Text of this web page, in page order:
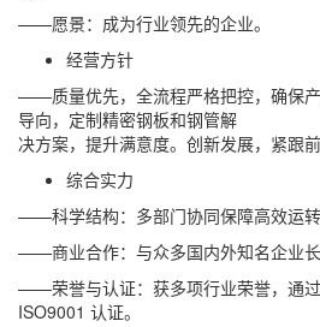
——愿景：成为行业领先的企业。
经营方针
——质量优先，全流程严格把控，确保
导向，定制精密钢板和钢管解
决方案，提升满意度。创新发展，紧跟
综合实力
——科学结构：多部门协同保障高效运转
——商业合作：与众多国内外知名企业长
——荣誉与认证：获多项行业荣誉，通
ISO9001 认证。